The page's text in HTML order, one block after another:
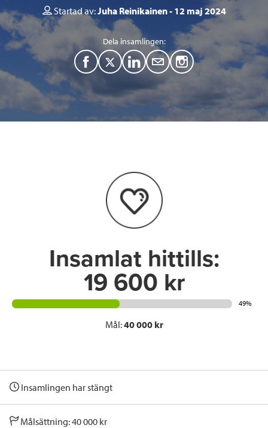
Startad av:Juha Reinikainen 12 maj 2024
Dela insamlingen:
F
T
e
L
i
I
n
M
a
i
Insamlat hittills:
19 600 kr
49%
Mål:40 000 kr
Insamlingen har stängt
Målsättning: 40 000 kr